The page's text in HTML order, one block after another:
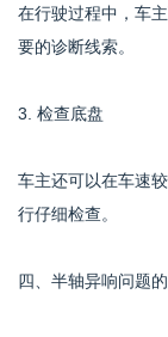
在行驶过程中，车
要的诊断线索。
3. 检查底盘
车主还可以在车速
行仔细检查。
四、半轴异响问题